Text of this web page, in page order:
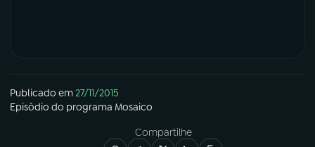
Publicado em27/11/2015
Episódio do programa Mosaico
Compartilhe